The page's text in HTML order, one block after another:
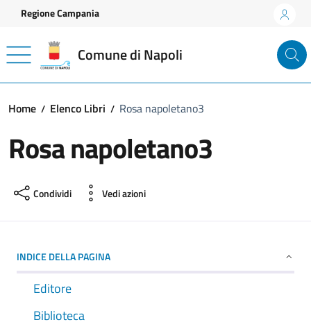
Vai ai contenuti
Vai al footer
Regione Campania
Comune di Napoli
Home Elenco Libri Rosa napoletano3
Rosa napoletano3
Condividi Vedi azioni
INDICE DELLA PAGINA
Editore
Biblioteca